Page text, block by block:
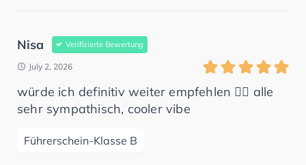
Nisa Verifizierte Bewertung
July 2, 2026
würde ich definitiv weiter empfehlen 👍🏼 alle
sehr sympathisch, cooler vibe
Führerschein-Klasse B